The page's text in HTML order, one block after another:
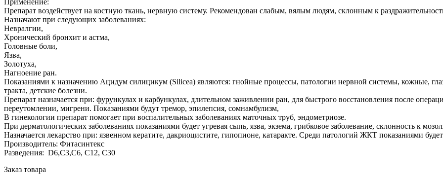
Применение:
Препарат воздействует на костную ткань, нервную систему. Рекомендован слабым, вялым людям, склонным к
Назначают при следующих заболеваниях:
Невралгии,
Хронический бронхит и астма,
Головные боли,
Язва,
Золотуха,
Нагноение ран.
Показаниями к назначению Ацидум силицикум (Silicea) являются: гнойные процессы, патологии нервной системы, кожные,
тракта, детские болезни.
Препарат назначается при: фурункулах и карбункулах, длительном заживлении ран, для быстрого восстановления после
переутомлении, мигрени. Показаниями будут тремор, эпилепсия, сомнамбулизм,
В гинекологии препарат помогает при воспалительных заболеваниях маточных труб, эндометриозе.
При дерматологических заболеваниях показаниями будет угревая сыпь, язва, экзема, грибковое заболевание, склонность к
Назначается лекарство при: язвенном кератите, дакриоцистите, гипопионе, катаракте. Среди патологий ЖКТ показаниями
Производитель: Фитасинтекс
Разведения: D6,С3,С6, С12, С30
Заказ товара